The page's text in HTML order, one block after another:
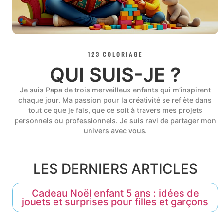
123 COLORIAGE
QUI SUIS-JE ?
Je suis Papa de trois merveilleux enfants qui m’inspirent
chaque jour. Ma passion pour la créativité se reflète dans
tout ce que je fais, que ce soit à travers mes projets
personnels ou professionnels. Je suis ravi de partager mon
univers avec vous.
LES DERNIERS ARTICLES
Cadeau Noël enfant 5 ans : idées de
jouets et surprises pour filles et garçons